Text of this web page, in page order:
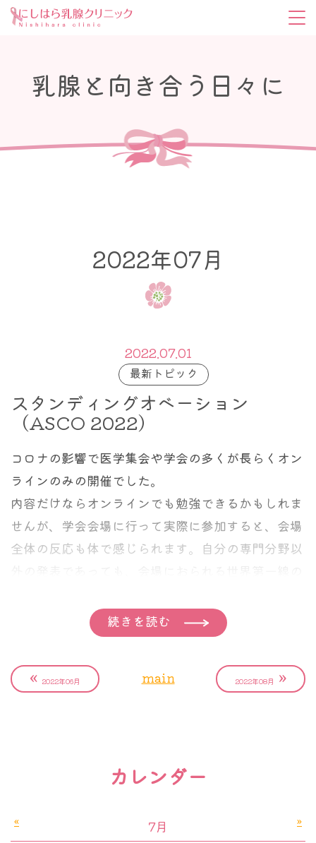
乳腺と向き合う日々に
2022年07月
2022.07.01
最新トピック
スタンディングオベーション
（ASCO 2022）
コロナの影響で医学集会や学会の多くが長らくオン
ラインのみの開催でした。
内容だけならオンラインでも勉強できるかもしれま
せんが、学会会場に行って実際に参加すると、会場
全体の反応も体で感じられます。自分の専門分野以
義のある発表なのか、自然とわかるものです。
今年は米国シカゴ、マクコーミック巨大会場で、か
つまた医師が今まで通りに参加できる形で世界最大
と言って過言ではないでしょう、がん治療の学会、
DESTINY-BREAST 04
の臨床研究の成果が発表され、大変な話題になりま
つ、再発乳がんに対する新しい知見です。再発乳癌
続きを読む
« 2022年06月 main 2022年08月 »
カレンダー
« 7月 »